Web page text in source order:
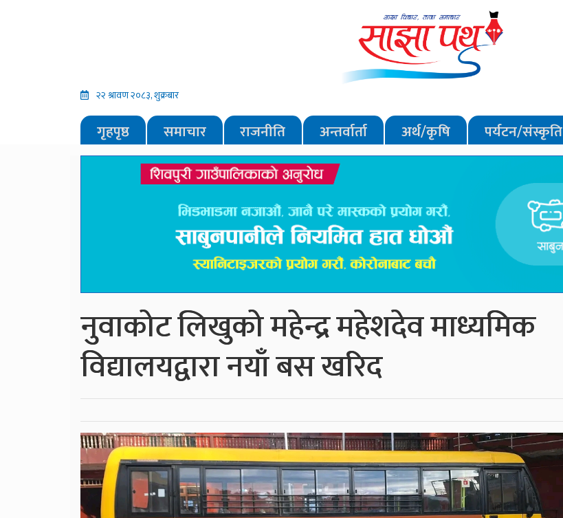
२२ श्रावण २०८३, शुक्रबार
गृहपृष्ठ समाचार राजनीति अन्तर्वार्ता अर्थ/कृषि पर्यटन/संस्कृति
नुवाकोट लिखुको महेन्द्र महेशदेव माध्यमिक
विद्यालयद्वारा नयाँ बस खरिद